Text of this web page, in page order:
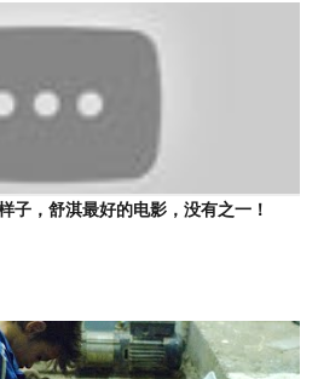
子，舒淇最好的电影，没有之一！